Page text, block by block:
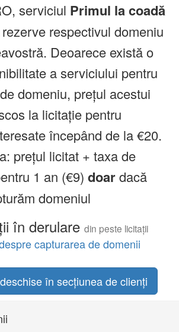
serviciul Primul la coadă
respectivul domeniu
Deoarece există o
a serviciului pentru
domeniu, prețul acestui
la licitație pentru
începând de la €20.
prețul licitat + taxa de
1 an (€9) doardacă
domeniul
în derulare din peste licitații
capturarea de domenii
în secțiunea de clienți